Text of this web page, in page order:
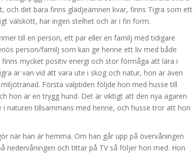
och det bara finns glädjeämnen kvar, finns Tigra som ett
välskött, har ingen stelhet och är i fin form.
till en person, ett par eller en familj med tidigare
person/familj som kan ge henne ett liv med både
mycket positiv energi och stor förmåga att lära i
är van vid att vara ute i skog och natur, hon är även
Första valptiden följde hon med husse till
hon är en trygg hund. Det är viktigt att den nya ägaren
naturen tillsammans med henne, och husse tror att hon
när han är hemma. Om han går upp på övervåningen
nedervåningen och tittar på TV så följer hon med. Hon